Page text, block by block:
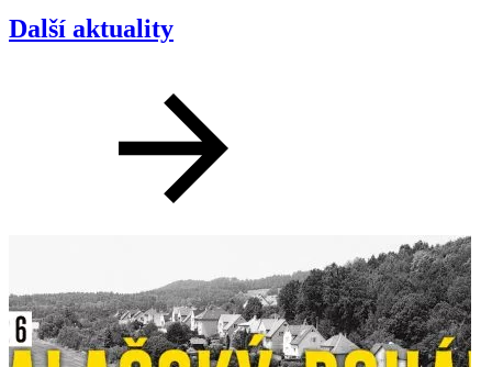
Další aktuality